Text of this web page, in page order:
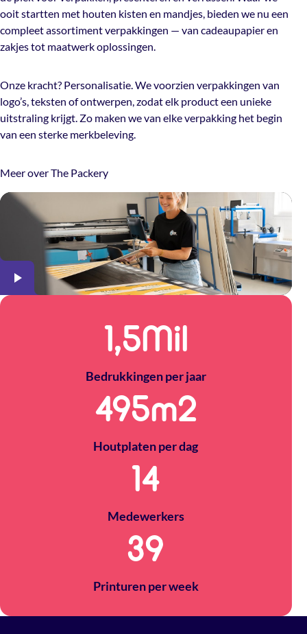
ooit startten met houten kisten en mandjes, bieden we nu een
compleet assortiment verpakkingen — van cadeaupapier en
zakjes tot maatwerk oplossingen.
Onze kracht? Personalisatie. We voorzien verpakkingen van
logo’s, teksten of ontwerpen, zodat elk product een unieke
uitstraling krijgt. Zo maken we van elke verpakking het begin
van een sterke merkbeleving.
Meer over The Packery
1,5Mil
Bedrukkingen per jaar
500m2
Houtplaten per dag
14
Medewerkers
40
Printuren per week